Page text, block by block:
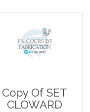
Copy Of SET
CLOWARD